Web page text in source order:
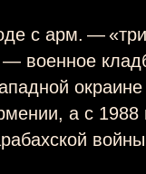
с арм. —
— военное
а с 1988